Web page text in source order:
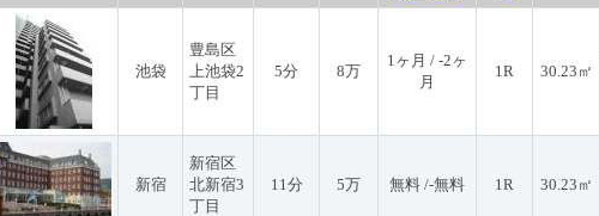
池袋
豊島区
上池袋2
丁目
5分 8万
1ヶ月 / -2ヶ
月
1R 30.23㎡
新宿
新宿区
北新宿3
丁目
11分 5万 無料 /-無料 1R 30.23㎡